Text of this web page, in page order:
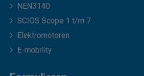
NEN3140
SCIOS Scope 1 t/m 7
Elektromotoren
E-mobility